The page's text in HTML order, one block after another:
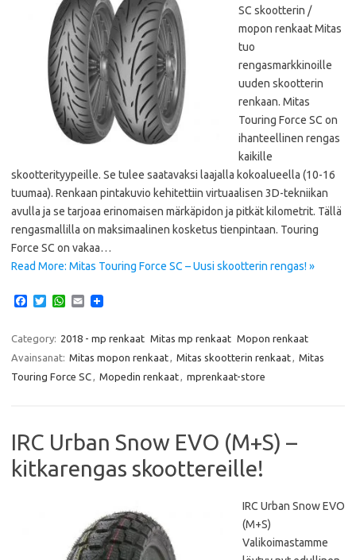
SC skootterin /
mopon renkaat Mitas
tuo
rengasmarkkinoille
uuden skootterin
renkaan. Mitas
Touring Force SC on
ihanteellinen rengas
kaikille
skootterityypeille. Se tulee saatavaksi laajalla kokoalueella (10-16
tuumaa). Renkaan pintakuvio kehitettiin virtuaalisen 3D-tekniikan
avulla ja se tarjoaa erinomaisen märkäpidon ja pitkät kilometrit. Tällä
rengasmallilla on maksimaalinen kosketus tienpintaan. Touring
Force SC on vakaa…
Read More: Mitas Touring Force SC – Uusi skootterin rengas! »
e
b
o
o
T
t
e
r
W
t
s
A
p
E
i
Category: 2018 - mp renkaat Mitas mp renkaat Mopon renkaat
Avainsanat: Mitas mopon renkaat, Mitas skootterin renkaat, Mitas
Touring Force SC, Mopedin renkaat, mprenkaat-store
IRC Urban Snow EVO (M+S) –
kitkarengas skoottereille!
IRC Urban Snow EVO
(M+S)
Valikoimastamme